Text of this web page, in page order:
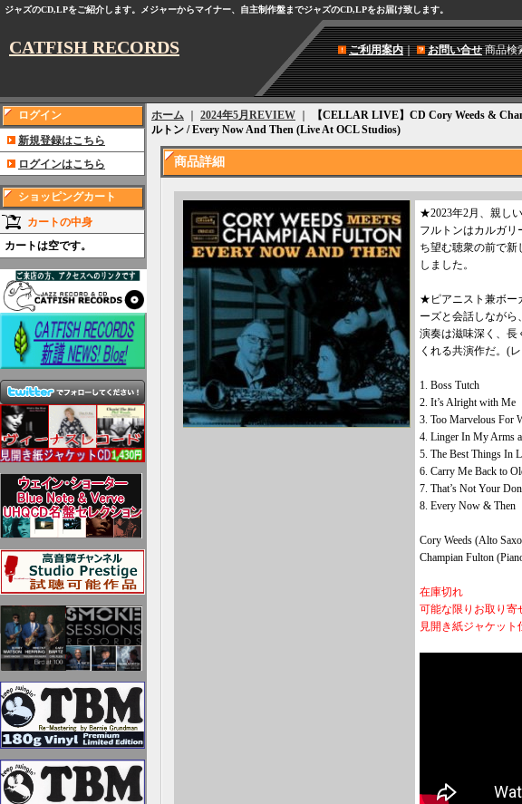
ジャズのCD,LPをご紹介します。メジャーからマイナー、自主制作盤までジャズのCD,LPをお届け致します。
CATFISH RECORDS ご利用案内｜ お問い合せ 商品検
ログイン
新規登録はこちら
ログインはこちら
ショッピングカート
カートの中身
カートは空です。
ホーム 2024年5月REVIEW
【CELLAR LIVE】CD Cory Weeds &
ルトン / Every Now And Then (Live At OCL Studios)
商品詳細
★2023年2月、親し
フルトンはカルガリ
ち望む聴衆の前で新
しました。
★ピアニスト兼ボー
ーズと会話しながら
演奏は滋味深く、長
くれる共演作だ。(
1. Boss Tutch
2. It’s Alright with Me
3. Too Marvelous For
4. Linger In My Arms
5. The Best Things In
6. Carry Me Back to
7. That’s Not Your
8. Every Now & Then
Cory Weeds (Alto
Champian Fulton
在庫切れ
可能な限りお取り寄
見開き紙ジャケット